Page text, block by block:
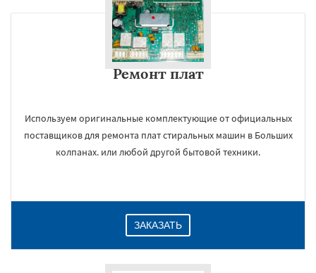
Ремонт плат
Используем оригинальные комплектующие от официальных
поставщиков для ремонта плат стиральных машин в Больших
колпанах. или любой другой бытовой техники.
ЗАКАЗАТЬ